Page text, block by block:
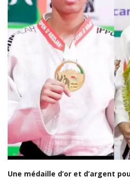
LDC/ COUPE CAF
CAN TOTALENERGIES
Lions Indomptables
CAF
Lionnes Indomptables
Judo
Elite Football
Mercato
GSL
FEMMES & SPORT
Une médaille d’or et d’argent